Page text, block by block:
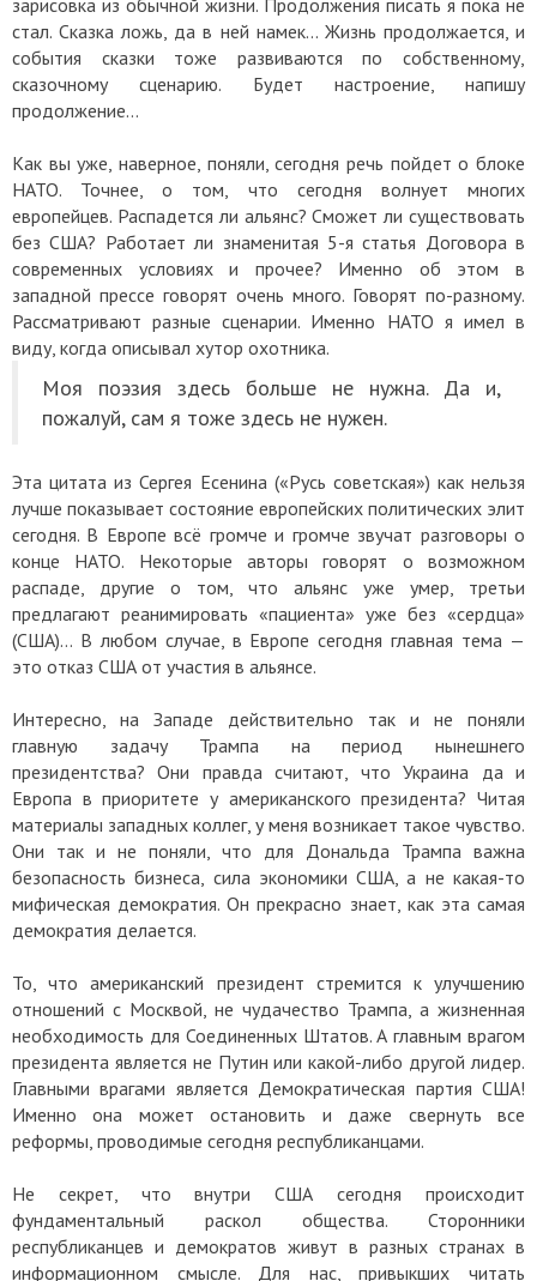
стал. Сказка ложь, да в ней намек... Жизнь продолжается, и
события сказки тоже развиваются по собственному,
сказочному сценарию. Будет настроение, напишу
продолжение…
Как вы уже, наверное, поняли, сегодня речь пойдет о блоке
НАТО. Точнее, о том, что сегодня волнует многих
европейцев. Распадется ли альянс? Сможет ли существовать
без США? Работает ли знаменитая 5-я статья Договора в
современных условиях и прочее? Именно об этом в
западной прессе говорят очень много. Говорят по-разному.
Рассматривают разные сценарии. Именно НАТО я имел в
виду, когда описывал хутор охотника.
Моя поэзия здесь больше не нужна. Да и,
пожалуй, сам я тоже здесь не нужен.
Эта цитата из Сергея Есенина («Русь советская») как нельзя
лучше показывает состояние европейских политических элит
сегодня. В Европе всё громче и громче звучат разговоры о
конце НАТО. Некоторые авторы говорят о возможном
распаде, другие о том, что альянс уже умер, третьи
предлагают реанимировать «пациента» уже без «сердца»
(США)… В любом случае, в Европе сегодня главная тема —
это отказ США от участия в альянсе.
Интересно, на Западе действительно так и не поняли
главную задачу Трампа на период нынешнего
президентства? Они правда считают, что Украина да и
Европа в приоритете у американского президента? Читая
материалы западных коллег, у меня возникает такое чувство.
Они так и не поняли, что для Дональда Трампа важна
безопасность бизнеса, сила экономики США, а не какая-то
мифическая демократия. Он прекрасно знает, как эта самая
демократия делается.
То, что американский президент стремится к улучшению
отношений с Москвой, не чудачество Трампа, а жизненная
необходимость для Соединенных Штатов. А главным врагом
президента является не Путин или какой-либо другой лидер.
Главными врагами является Демократическая партия США!
Именно она может остановить и даже свернуть все
реформы, проводимые сегодня республиканцами.
Не секрет, что внутри США сегодня происходит
фундаментальный раскол общества. Сторонники
республиканцев и демократов живут в разных странах в
информационном смысле. Для нас, привыкших читать